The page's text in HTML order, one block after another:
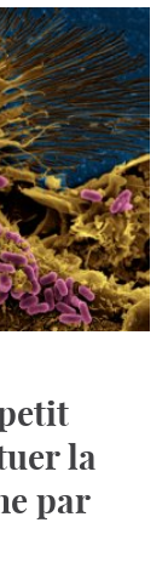
la
par